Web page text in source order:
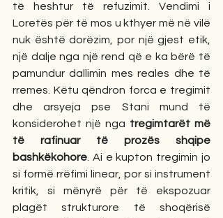
të heshtur të refuzimit. Vendimi i
Loretës për të mos u kthyer më në vilë
nuk është dorëzim, por një gjest etik,
një dalje nga një rend që e ka bërë të
pamundur dallimin mes reales dhe të
rremes. Këtu qëndron forca e tregimit
dhe arsyeja pse Stani mund të
konsiderohet një nga tregimtarët më
të rafinuar të prozës shqipe
bashkëkohore . Ai e kupton tregimin jo
si formë rrëfimi linear, por si instrument
kritik, si mënyrë për të ekspozuar
plagët strukturore të shoqërisë